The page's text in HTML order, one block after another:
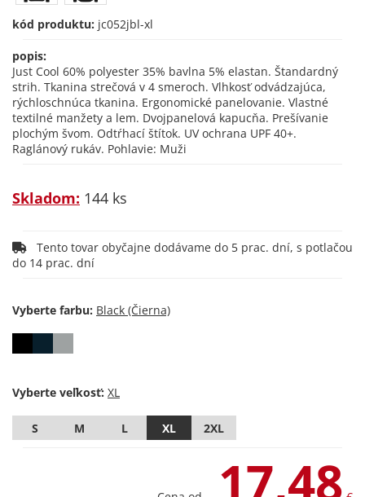
kód produktu: jc052jbl-xl
popis:
Just Cool 60% polyester 35% bavlna 5% elastan. Štandardný
strih. Tkanina strečová v 4 smeroch. Vlhkosť odvádzajúca,
rýchloschnúca tkanina. Ergonomické panelovanie. Vlastné
textilné manžety a lem. Dvojpanelová kapucňa. Prešívanie
plochým švom. Odtŕhací štítok. UV ochrana UPF 40+.
Raglánový rukáv. Pohlavie: Muži
Skladom: 144 ks
do 14 prac. dní
Vyberte farbu:
Vyberte veľkosť:
S M L XL 2XL
17,48